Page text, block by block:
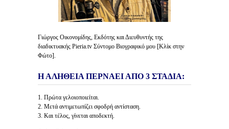
Γιώργος Οικονομίδης, Εκδότης και Διευθυντής της
διαδικτυακής Pieria.tv Σύντομο Βιογραφικό μου [Κλίκ στην
Φώτο].
Η ΑΛΗΘΕΙΑ ΠΕΡΝΑΕΙ ΑΠΟ 3 ΣΤΑΔΙΑ:
1. Πρώτα γελοιοποιείται.
2. Μετά αντιμετωπίζει σφοδρή αντίσταση.
3. Και τέλος, γίνεται αποδεκτή.